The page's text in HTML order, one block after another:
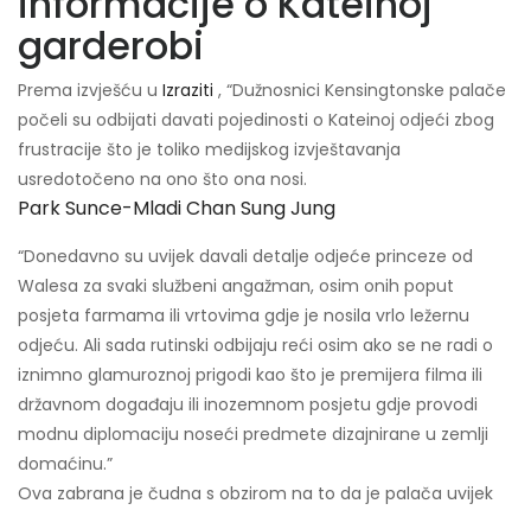
garderobi
Prema izvješću u Izraziti , “Dužnosnici Kensingtonske palače
počeli su odbijati davati pojedinosti o Kateinoj odjeći zbog
frustracije što je toliko medijskog izvještavanja
usredotočeno na ono što ona nosi.
Park Sunce-Mladi Chan Sung Jung
“Donedavno su uvijek davali detalje odjeće princeze od
Walesa za svaki službeni angažman, osim onih poput
posjeta farmama ili vrtovima gdje je nosila vrlo ležernu
odjeću. Ali sada rutinski odbijaju reći osim ako se ne radi o
iznimno glamuroznoj prigodi kao što je premijera filma ili
državnom događaju ili inozemnom posjetu gdje provodi
modnu diplomaciju noseći predmete dizajnirane u zemlji
domaćinu.”
Ova zabrana je čudna s obzirom na to da je palača uvijek